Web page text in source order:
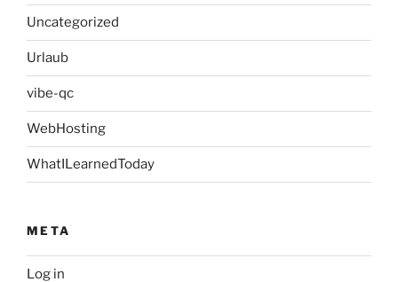
Uncategorized
Urlaub
vibe-qc
WebHosting
WhatILearnedToday
META
Log in